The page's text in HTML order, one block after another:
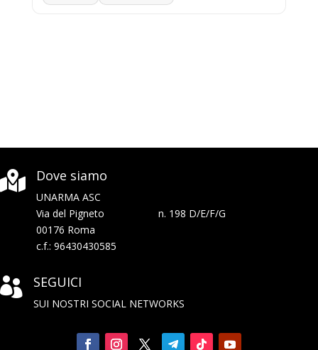
 Dove siamo
UNARMA ASC
Via del Pigneto n. 198 D/E/F/G
00176 Roma
c.f.: 96430430585
 SEGUICI
SUI NOSTRI SOCIAL NETWORKS